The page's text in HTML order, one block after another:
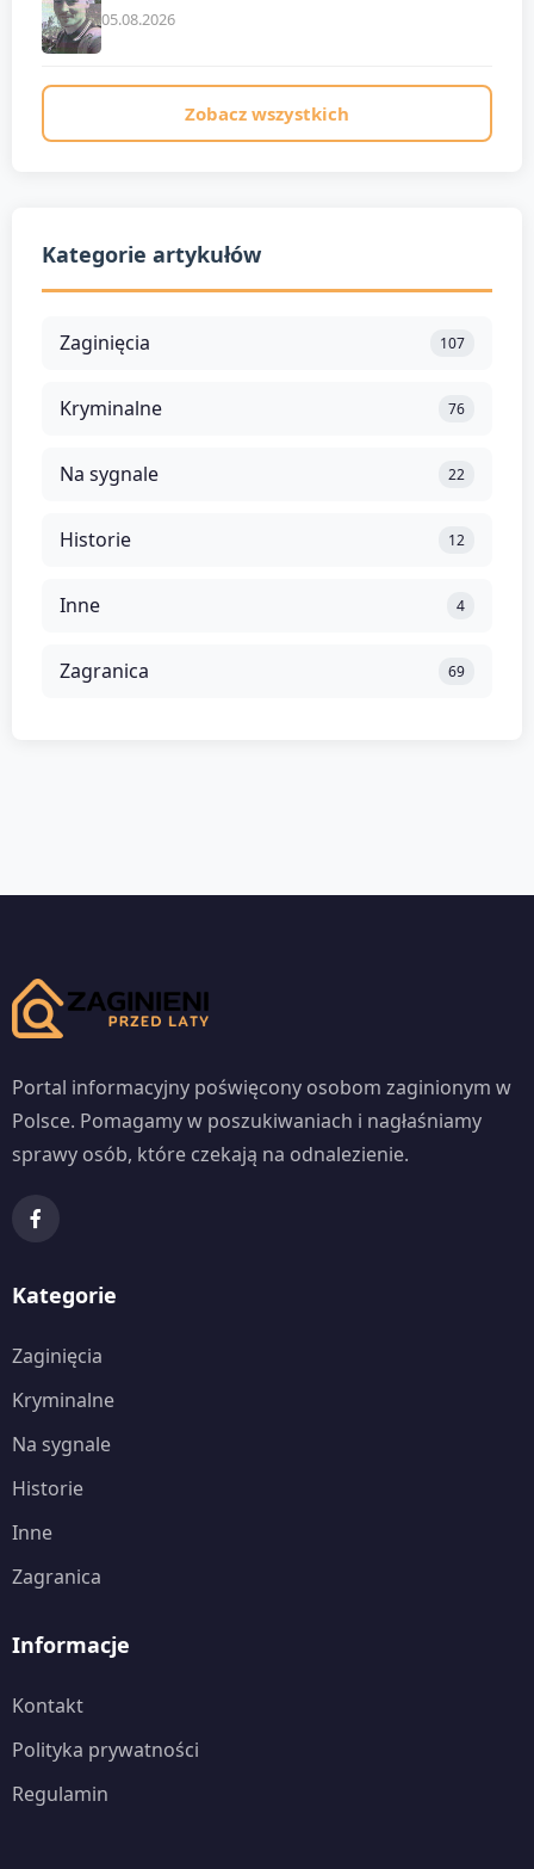
05.08.2026
Zobacz wszystkich
Kategorie artykułów
Zaginięcia 107
Kryminalne 76
Na sygnale 22
Historie 12
Inne 4
Zagranica 69
Portal informacyjny poświęcony osobom zaginionym w
Polsce. Pomagamy w poszukiwaniach i nagłaśniamy
sprawy osób, które czekają na odnalezienie.
Kategorie
Zaginięcia
Kryminalne
Na sygnale
Historie
Inne
Zagranica
Informacje
Kontakt
Polityka prywatności
Regulamin